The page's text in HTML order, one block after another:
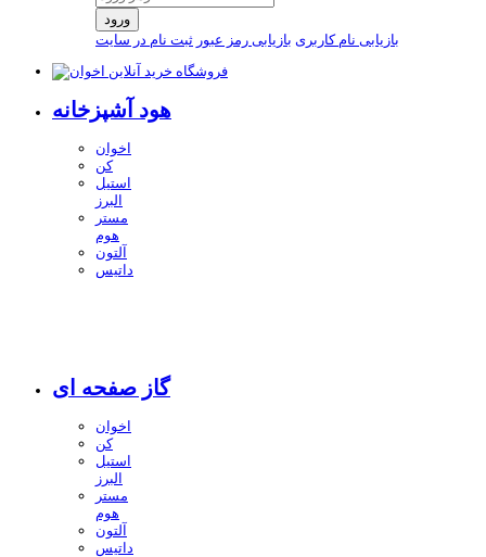
ورود
بازیابی نام کاربری بازیابی رمز عبور ثبت نام در سایت
هود آشپزخانه
اخوان
کن
استیل
البرز
مستر
هوم
آلتون
داتیس
گاز صفحه ای
اخوان
کن
استیل
البرز
مستر
هوم
آلتون
داتیس